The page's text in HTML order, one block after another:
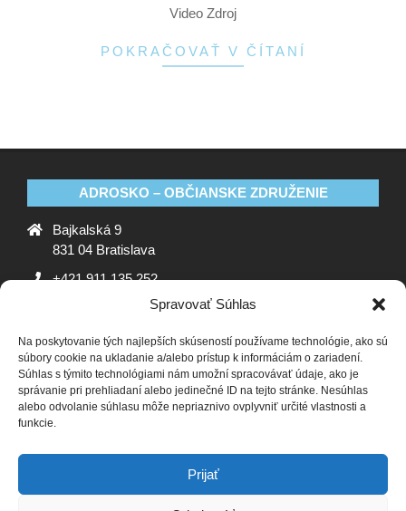
Spravovať Súhlas
Na poskytovanie tých najlepších skúseností používame technológie, ako sú
súbory cookie na ukladanie a/alebo prístup k informáciám o zariadení.
Súhlas s týmito technológiami nám umožní spracovávať údaje, ako je
správanie pri prehliadaní alebo jedinečné ID na tejto stránke. Nesúhlas
alebo odvolanie súhlasu môže nepriaznivo ovplyvniť určité vlastnosti a
funkcie.
Prijať
Video Zdroj
POKRAČOVAŤ V ČÍTANÍ
ADROSKO – OBČIANSKE ZDRUŽENIE
Bajkalská 9
831 04 Bratislava
+421 911 135 252
ADROSKO
Stanovy OZ Ochrana osobných údajov
Zásady
používania súborov cookie (EÚ)
Vyhlásenie o ochrane
osobných údajov (EU)
SLEDUJTE NÁS